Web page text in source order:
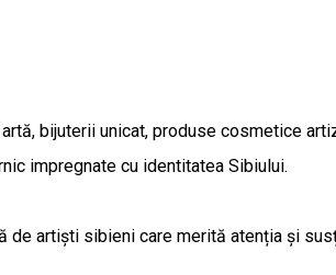
bijuterii unicat, produse cosmetice
impregnate cu identitatea Sibiului.
de artiști sibieni care merită atenția și